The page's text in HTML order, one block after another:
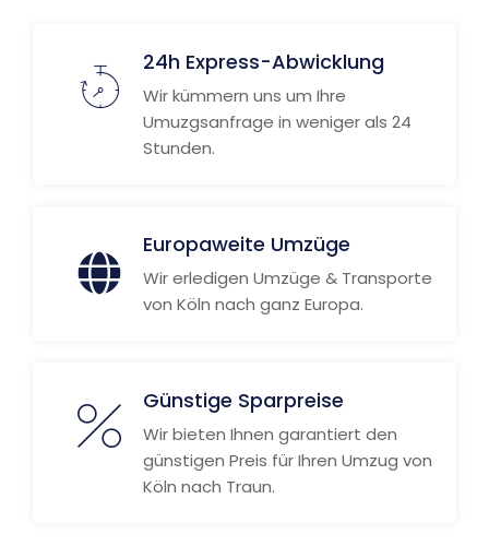
24h Express-Abwicklung
Wir kümmern uns um Ihre
Umuzgsanfrage in weniger als 24
Stunden.
Europaweite Umzüge
Wir erledigen Umzüge & Transporte
von Köln nach ganz Europa.
Günstige Sparpreise
Wir bieten Ihnen garantiert den
günstigen Preis für Ihren Umzug von
Köln nach Traun.